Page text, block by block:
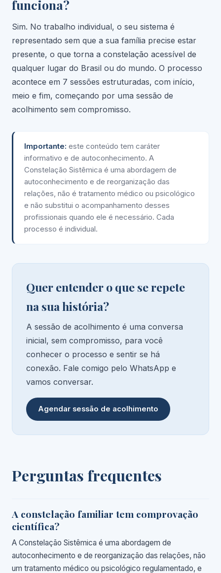
funciona?
Sim. No trabalho individual, o seu sistema é
representado sem que a sua família precise estar
presente, o que torna a constelação acessível de
qualquer lugar do Brasil ou do mundo. O processo
acontece em 7 sessões estruturadas, com início,
meio e fim, começando por uma sessão de
acolhimento sem compromisso.
Importante: este conteúdo tem caráter
informativo e de autoconhecimento. A
Constelação Sistêmica é uma abordagem de
autoconhecimento e de reorganização das
relações, não é tratamento médico ou psicológico
e não substitui o acompanhamento desses
profissionais quando ele é necessário. Cada
processo é individual.
Quer entender o que se repete
na sua história?
A sessão de acolhimento é uma conversa
inicial, sem compromisso, para você
conhecer o processo e sentir se há
conexão. Fale comigo pelo WhatsApp e
vamos conversar.
Agendar sessão de acolhimento
Perguntas frequentes
A constelação familiar tem comprovação
científica?
A Constelação Sistêmica é uma abordagem de
autoconhecimento e de reorganização das relações, não
um tratamento médico ou psicológico regulamentado, e